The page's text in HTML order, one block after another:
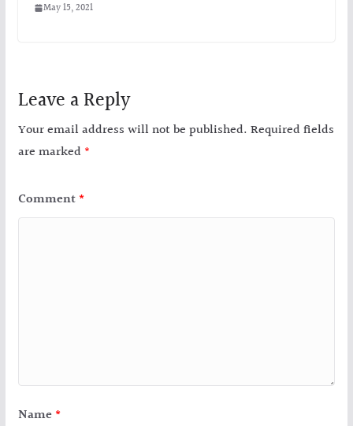
May 15, 2021
Leave a Reply
Your email address will not be published. Required fields
are marked *
Comment *
Name *